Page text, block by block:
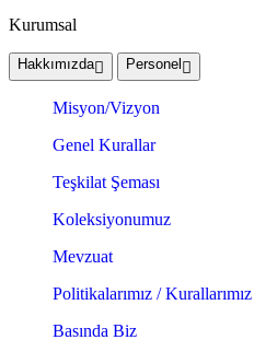
Kurumsal
Hakkımızda Personel
Misyon/Vizyon
Genel Kurallar
Teşkilat Şeması
Koleksiyonumuz
Mevzuat
Politikalarımız / Kurallarımız
Basında Biz